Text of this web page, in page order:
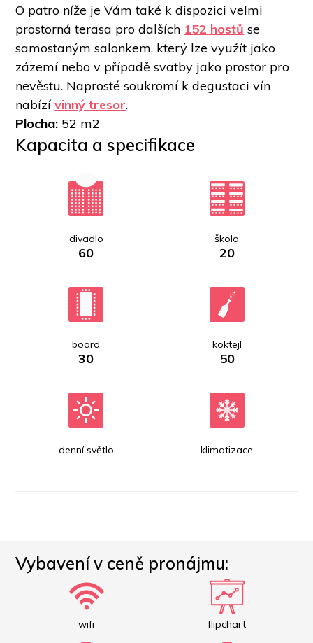
O patro níže je Vám také k dispozici velmi
prostorná terasa pro dalších 152 hostů se
samostaným salonkem, který lze využít jako
zázemí nebo v případě svatby jako prostor pro
nevěstu. Naprosté soukromí k degustaci vín
nabízí vinný tresor.
Plocha: 52 m2
Kapacita a specifikace
divadlo
60
škola
20
board
30
koktejl
50
denní světlo klimatizace
Vybavení v ceně pronájmu:
wifi flipchart